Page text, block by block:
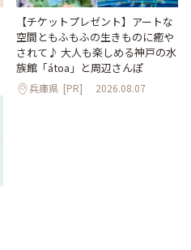
【チケットプレゼント】アートな
空間ともふもふの生きものに癒や
されて♪ 大人も楽しめる神戸の水
族館「átoa」と周辺さんぽ
兵庫県 [PR] 2026.08.07